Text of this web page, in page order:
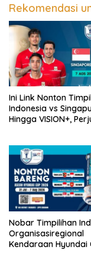
Rekomendasi
Ini Link Nonton
Indonesia vs
Hingga VISION+,
Nobar Timpilihan
Organisasiregional
Kendaraan Hyundai